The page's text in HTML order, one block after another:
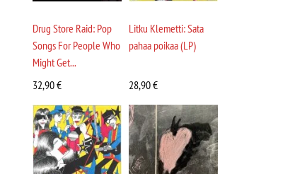
Drug Store Raid: Pop
Songs For People Who
Might Get...
32,90€
Litku Klemetti: Sata
pahaa poikaa (LP)
28,90€